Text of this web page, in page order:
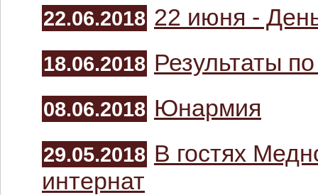
22.06.2018 22 июня -
18.06.2018 Результаты
08.06.2018 Юнармия
29.05.2018 В гостях
интернат